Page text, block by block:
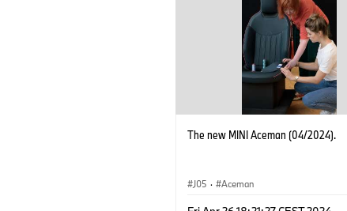
The new MINI Aceman (04/2024).
J05 · Aceman